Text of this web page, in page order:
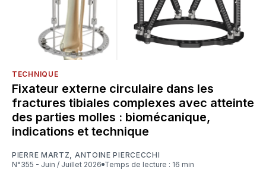
TECHNIQUE
Fixateur externe circulaire dans les
fractures tibiales complexes avec atteinte
des parties molles : biomécanique,
indications et technique
PIERRE MARTZ
ANTOINE PIERCECCHI
N°355 - Juin / Juillet 2026
Temps de lecture : 16 min